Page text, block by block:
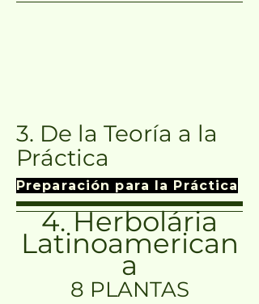
3. De la Teoría a la
Práctica
Preparación para la Práctica
4. Herbolária
Latinoamerican
a
8 PLANTAS